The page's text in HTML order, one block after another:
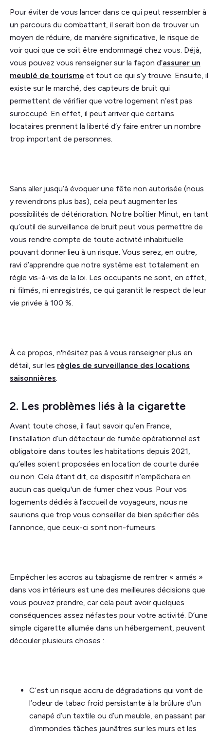
Pour éviter de vous lancer dans ce qui peut ressembler à
un parcours du combattant, il serait bon de trouver un
moyen de réduire, de manière significative, le risque de
voir quoi que ce soit être endommagé chez vous. Déjà,
vous pouvez vous renseigner sur la façon d’assurer un
meublé de tourisme et tout ce qui s’y trouve. Ensuite, il
existe sur le marché, des capteurs de bruit qui
permettent de vérifier que votre logement n’est pas
suroccupé. En effet, il peut arriver que certains
locataires prennent la liberté d’y faire entrer un nombre
trop important de personnes.
Sans aller jusqu’à évoquer une fête non autorisée (nous
y reviendrons plus bas), cela peut augmenter les
possibilités de détérioration. Notre boîtier Minut, en tant
qu’outil de surveillance de bruit peut vous permettre de
vous rendre compte de toute activité inhabituelle
pouvant donner lieu à un risque. Vous serez, en outre,
ravi d’apprendre que notre système est totalement en
règle vis-à-vis de la loi. Les occupants ne sont, en effet,
ni filmés, ni enregistrés, ce qui garantit le respect de leur
vie privée à 100 %.
À ce propos, n'hésitez pas à vous renseigner plus en
détail, sur les règles de surveillance des locations
saisonnières.
2. Les problèmes liés à la cigarette
Avant toute chose, il faut savoir qu’en France,
l’installation d’un détecteur de fumée opérationnel est
obligatoire dans toutes les habitations depuis 2021,
qu’elles soient proposées en location de courte durée
ou non. Cela étant dit, ce dispositif n’empêchera en
aucun cas quelqu'un de fumer chez vous. Pour vos
logements dédiés à l’accueil de voyageurs, nous ne
saurions que trop vous conseiller de bien spécifier dès
l’annonce, que ceux-ci sont non-fumeurs.
Empêcher les accros au tabagisme de rentrer « armés »
dans vos intérieurs est une des meilleures décisions que
vous pouvez prendre, car cela peut avoir quelques
conséquences assez néfastes pour votre activité. D’une
simple cigarette allumée dans un hébergement, peuvent
découler plusieurs choses :
C’est un risque accru de dégradations qui vont de
l’odeur de tabac froid persistante à la brûlure d’un
canapé d’un textile ou d’un meuble, en passant par
d’immondes tâches jaunâtres sur les murs et les